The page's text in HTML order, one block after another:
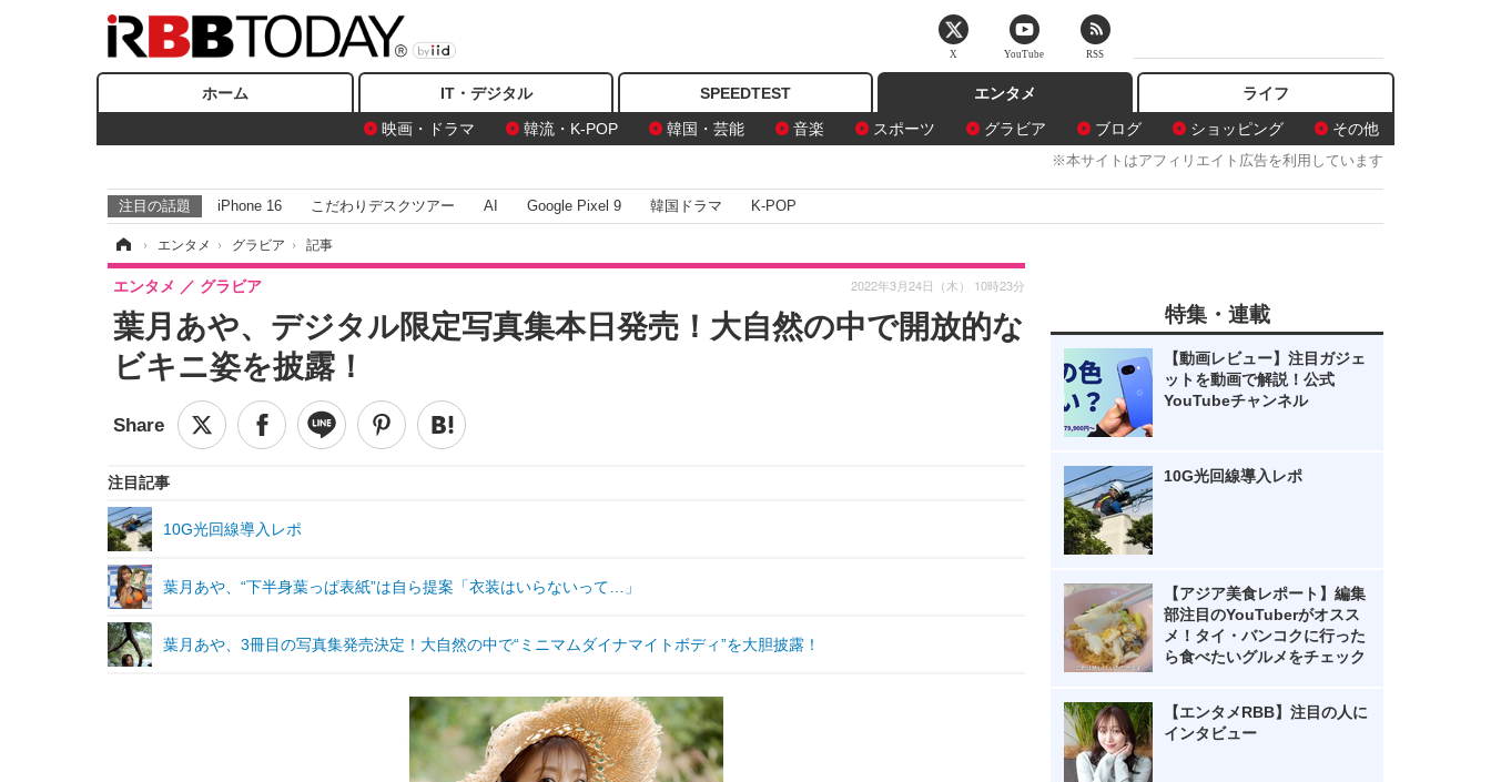
ホーム IT・デジタル SPEEDTEST
エンタメ
映画・ドラマ
韓流・K-POP 韓国・芸能 音楽 スポーツ グラビア ブログ ショッピング その他
ライフ
※本サイトはアフィリエイト広告を利用しています
注目の話題 iPhone 16 こだわりデスクツアー AI Google Pixel 9 韓国ドラマ K-POP
› エンタメ › グラビア › 記事
葉月あや、デジタル限定写真集本日発売！大自然の中で開放的な
ビキニ姿を披露！
エンタメ グラビア 2022年3月24日（木） 10時23分
注目記事
10G光回線導入レポ
葉月あや、“下半身葉っぱ表紙”は自ら提案「衣装はいらないって…」
葉月あや、3冊目の写真集発売決定！大自然の中で“ミニマムダイナマイトボディ”を大胆披露！
特集・連載
【動画レビュー】注目ガジェ
ットを動画で解説！公式
YouTubeチャンネル
10G光回線導入レポ
【アジア美食レポート】編集
部注目のYouTuberがオスス
メ！タイ・バンコクに行った
ら食べたいグルメをチェック
【エンタメRBB】注目の人に
インタビュー
X YouTube RSS